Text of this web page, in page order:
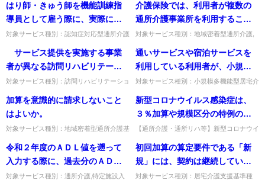
に対してそれぞれ管理を実施し
た場合であっても、月1回に限り
算定するのか。
が同一月に管理した場合も月1回か。イ又
はロのいずれかを月1回に限...
用料に含まれる施設サービスであり徴収で
きない。出典：運営基準等に...
はり師・きゅう師を機能訓練指
導員として雇う際に、実際に、
理学療法士、作業療法士、言語
又はあん摩マッサージ指圧師の
資格を有する機能訓練指導員を
配置した事業所で6月以上機能訓
練指導に従事した経験を有する
ことをどのように確認するの
か。
対象サービス種別：認知症対応型通所介護
機能訓練体制加算について」質問はり師・
きゅう師を機能訓練指導員と...
介護保険では、利用者が複数の
通所介護事業所を利用すること
は可能であるか。
対象サービス種別：地域密着型通所介護,
運営基準「複数の通所介護事業所の利用」
質問介護保険では、利用者...
サービス提供を実施する事業
者が異なる訪問リハビリテーシ
ョンと通所リハビリテーション
業所がリハビリテーションマネ
ジメント加算（Ⅱ）を取得して
いる場合、リハビリテーション
会議を通じてリハビリテーショ
ン計画を作成する必要がある
が、当該リハビリテーション会
対象サービス種別：訪問リハビリテーショ
ンマネジメント加算」質問 サービス提供
を実施する事業者が異なる訪...
通いサービスや宿泊サービスを
利用している利用者が、小規模
多機能型居宅介護事業所におい
可能か。
対象サービス種別：小規模多機能型居宅介
護の利用」質問通いサービスや宿泊サービ
スを利用している利用者が、...
加算を意識的に請求しないこと
はよいか。
対象サービス種別：地域密着型通所介護基
を意識的に請求しないことはよいか。回
答 入浴介助加算や個別機能訓...
新型コロナウイルス感染症は、
３％加算や規模区分の特例の対
象となる感染症とされている
き同加算や特例の対象となる感
染症と考えてよいか。
【通所介護・通所リハ等】新型コロナウイ
象として令和5年度も継続するか。継続す
る（対象外とする際は事務連...
令和２年度のＡＤＬ値を遡って
入力する際に、過去分のＡＤＬ
値については評価者がリハビリ
対象サービス種別：通所介護,特定施設入
初回加算の算定要件である「新
規」には、契約は継続している
が給付管理を初めて行う利用者
対象サービス種別：居宅介護支援基準種